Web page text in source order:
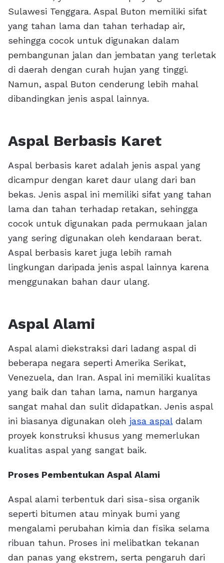
Sulawesi Tenggara. Aspal Buton memiliki sifat
yang tahan lama dan tahan terhadap air,
sehingga cocok untuk digunakan dalam
pembangunan jalan dan jembatan yang terletak
di daerah dengan curah hujan yang tinggi.
Namun, aspal Buton cenderung lebih mahal
dibandingkan jenis aspal lainnya.
Aspal Berbasis Karet
Aspal berbasis karet adalah jenis aspal yang
dicampur dengan karet daur ulang dari ban
bekas. Jenis aspal ini memiliki sifat yang tahan
lama dan tahan terhadap retakan, sehingga
cocok untuk digunakan pada permukaan jalan
yang sering digunakan oleh kendaraan berat.
Aspal berbasis karet juga lebih ramah
lingkungan daripada jenis aspal lainnya karena
menggunakan bahan daur ulang.
Aspal Alami
Aspal alami diekstraksi dari ladang aspal di
beberapa negara seperti Amerika Serikat,
Venezuela, dan Iran. Aspal ini memiliki kualitas
yang baik dan tahan lama, namun harganya
sangat mahal dan sulit didapatkan. Jenis aspal
ini biasanya digunakan oleh jasa aspaldalam
proyek konstruksi khusus yang memerlukan
kualitas aspal yang sangat baik.
Proses Pembentukan Aspal Alami
Aspal alami terbentuk dari sisa-sisa organik
seperti bitumen atau minyak bumi yang
mengalami perubahan kimia dan fisika selama
ribuan tahun. Proses ini melibatkan tekanan
dan panas yang ekstrem, serta pengaruh dari